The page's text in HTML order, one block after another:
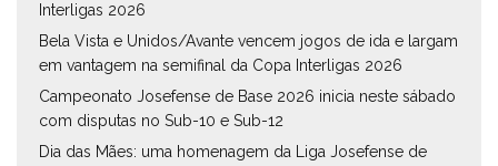
Interligas 2026
Bela Vista e Unidos/Avante vencem jogos de ida e largam
em vantagem na semifinal da Copa Interligas 2026
Campeonato Josefense de Base 2026 inicia neste sábado
com disputas no Sub-10 e Sub-12
Dia das Mães: uma homenagem da Liga Josefense de